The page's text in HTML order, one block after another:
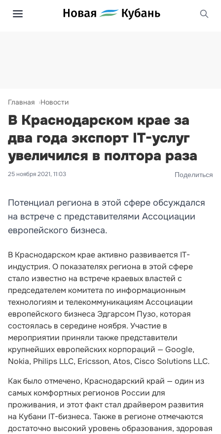
Главная Новости
В Краснодарском крае за
два года экспорт IT-услуг
увеличился в полтора раза
25 ноября 2021, 11:03 Поделиться
Потенциал региона в этой сфере обсуждался
на встрече с представителями Ассоциации
европейского бизнеса.
В Краснодарском крае активно развивается IT-
индустрия. О показателях региона в этой сфере
стало известно на встрече краевых властей с
председателем комитета по информационным
технологиям и телекоммуникациям Ассоциации
европейского бизнеса Эдгарсом Пузо, которая
состоялась в середине ноября. Участие в
мероприятии приняли также представители
крупнейших европейских корпораций — Google,
Nokia, Philips LLC, Ericsson, Atos, Cisco Solutions LLC.
Как было отмечено, Краснодарский край — один из
самых комфортных регионов России для
проживания, и этот факт стал драйвером развития
на Кубани IT-бизнеса. Также в регионе отмечаются
достаточно высокий уровень образования, здоровая